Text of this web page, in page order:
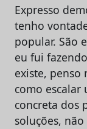
Expresso
tenho
popular. São
eu fui
existe, penso
como escalar
concreta dos
soluções, não